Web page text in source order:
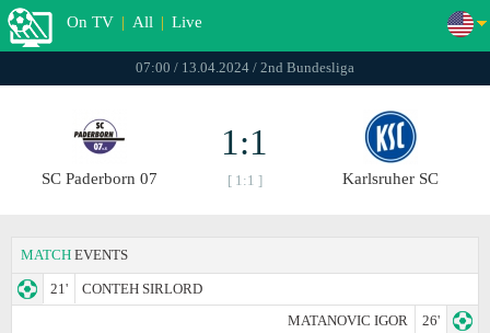
On TV | All | Live
07:00 / 13.04.2024 / 2nd Bundesliga
SC Paderborn 07
1:1
[ 1:1 ] Karlsruher SC
MATCH EVENTS
21'
CONTEH SIRLORD
MATANOVIC IGOR
26'